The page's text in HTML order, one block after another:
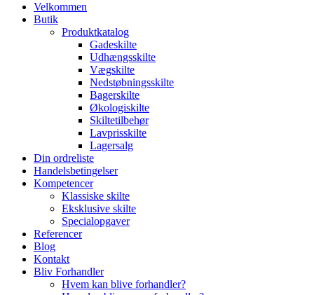
Velkommen
Butik
Produktkatalog
Gadeskilte
Udhængsskilte
Vægskilte
Nedstøbningsskilte
Bagerskilte
Økologiskilte
Skiltetilbehør
Lavprisskilte
Lagersalg
Din ordreliste
Handelsbetingelser
Kompetencer
Klassiske skilte
Eksklusive skilte
Specialopgaver
Referencer
Blog
Kontakt
Bliv Forhandler
Hvem kan blive forhandler?